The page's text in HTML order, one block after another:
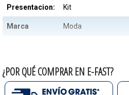
Presentacion: Kit
Marca Moda
¿POR QUÉ COMPRAR EN E-FAST?